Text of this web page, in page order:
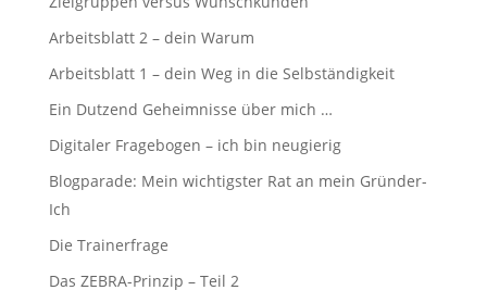
Arbeitsblatt 2 – dein Warum
Arbeitsblatt 1 – dein Weg in die Selbständigkeit
Ein Dutzend Geheimnisse über mich …
Digitaler Fragebogen – ich bin neugierig
Blogparade: Mein wichtigster Rat an mein Gründer-
Ich
Die Trainerfrage
Das ZEBRA-Prinzip – Teil 2